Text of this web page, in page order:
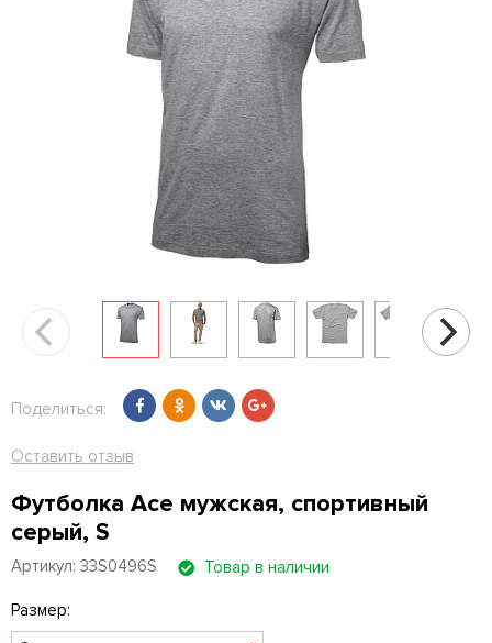
Поделиться:
Оставить отзыв
Футболка Ace мужская, спортивный
серый, S
Артикул: 33S0496S Товар в наличии
Размер: